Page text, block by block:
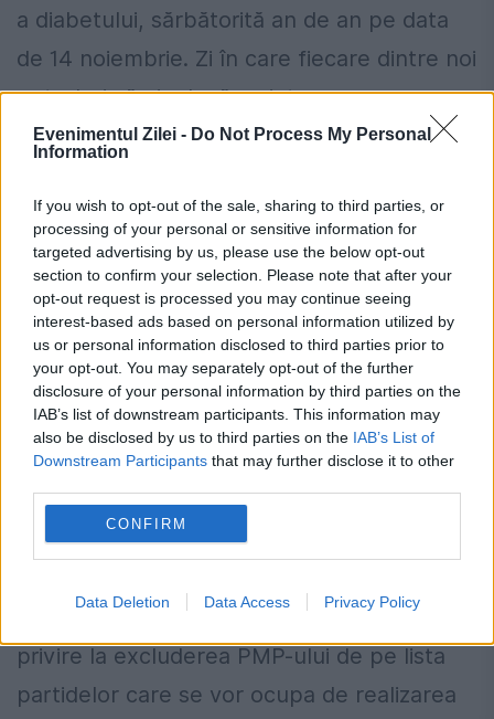
Evenimentul Zilei - Do Not Process My Personal
Information
If you wish to opt-out of the sale, sharing to third parties, or
processing of your personal or sensitive information for
targeted advertising by us, please use the below opt-out
section to confirm your selection. Please note that after your
opt-out request is processed you may continue seeing
interest-based ads based on personal information utilized by
us or personal information disclosed to third parties prior to
your opt-out. You may separately opt-out of the further
disclosure of your personal information by third parties on the
IAB’s list of downstream participants. This information may
also be disclosed by us to third parties on the IAB’s List of
Downstream Participants that may further disclose it to other
CONFIRM
Data Deletion Data Access Privacy Policy
a diabetului, sărbătorită an de an pe data
de 14 noiembrie. Zi în care fiecare dintre noi
ar trebui să-și aducă aminte...
Culmea politicii la Arad. PMP se luptă
cu PSD și USR
23 SEPTEMBRIE 2018
decizia Biroului de Circumscripție Arad cu
privire la excluderea PMP-ului de pe lista
partidelor care se vor ocupa de realizarea